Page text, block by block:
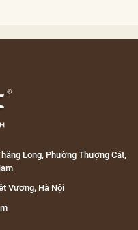
Long, Phường Thượng Cát,
Vương, Hà Nội